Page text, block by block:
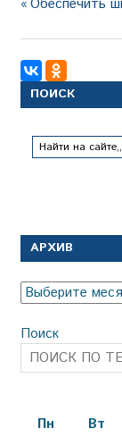
Навигация
по
записям
ПОИСК
АРХИВ
Архив
Поиск
Пн
Вт